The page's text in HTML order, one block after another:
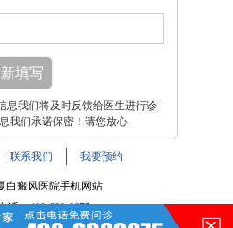
息我们将及时反馈给医生进行诊
我们承诺保密！请您放心
联系我们 我要预约
白癜风医院手机网站
话：400-688-9875